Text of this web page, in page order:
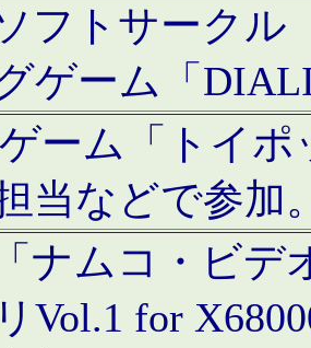
フトサークル
ゲーム「
ーム「トイ
当などで参加
ナムコ・ビデ
Vol.1 for